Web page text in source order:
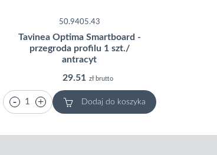
50.9405.43
Tavinea Optima Smartboard -
przegroda profilu 1 szt./
antracyt
29.51 zł brutto
Dodaj do koszyka